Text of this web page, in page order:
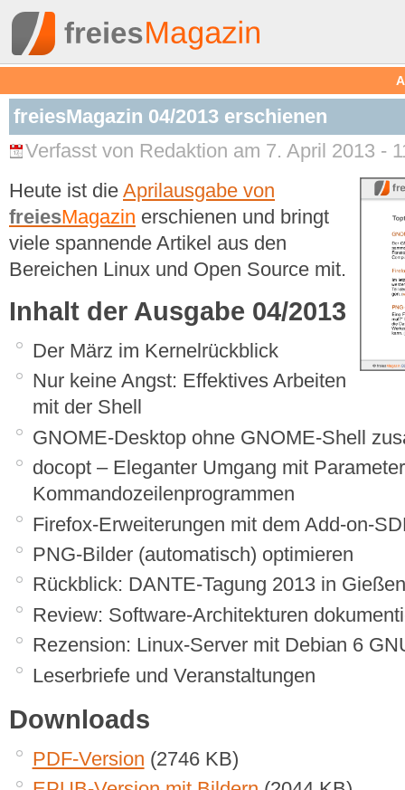
freiesMagazin 04/2013 erschienen
Verfasst von Redaktion am 7. April 2013 -
Heute ist die Aprilausgabe von
freiesMagazin erschienen und bringt
viele spannende Artikel aus den
Bereichen Linux und Open Source mit.
Inhalt der Ausgabe 04/2013
Der März im Kernelrückblick
Nur keine Angst: Effektives Arbeiten
mit der Shell
GNOME-Desktop ohne GNOME-Shell
docopt – Eleganter Umgang mit
Kommandozeilenprogrammen
Firefox-Erweiterungen mit dem Add-on-
PNG-Bilder (automatisch) optimieren
Rückblick: DANTE-Tagung 2013 in Gießen
Review: Software-Architekturen
Rezension: Linux-Server mit Debian 6
Leserbriefe und Veranstaltungen
Downloads
PDF-Version (2746 KB)